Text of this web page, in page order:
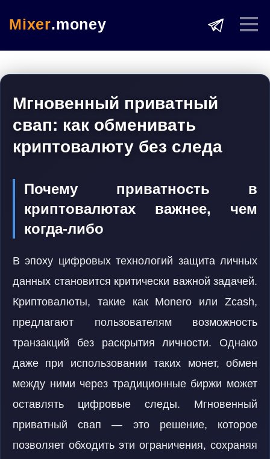
Mixer.money
Мгновенный приватный
свап: как обменивать
криптовалюту без следа
Почему приватность в
криптовалютах важнее, чем
когда-либо
В эпоху цифровых технологий защита личных
данных становится критически важной задачей.
Криптовалюты, такие как Monero или Zcash,
предлагают пользователям возможность
транзакций без раскрытия личности. Однако
даже при использовании таких монет, обмен
между ними через традиционные биржи может
оставлять цифровые следы. Мгновенный
приватный свап — это решение, которое
позволяет обходить эти ограничения, сохраняя